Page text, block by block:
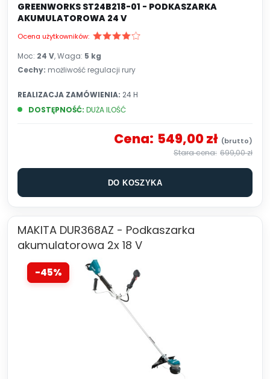
GREENWORKS ST24B218-01 - PODKASZARKA
AKUMULATOROWA 24 V
Ocena użytkowników:
Moc: 24 V, Waga: 5 kg
Cechy: możliwość regulacji rury
DOSTĘPNOŚĆ: DUŻA ILOŚĆ
REALIZACJA ZAMÓWIENIA: 24 H
Cena: 549,00 zł
699,00 zł
DO KOSZYKA
MAKITA DUR368AZ - Podkaszarka
akumulatorowa 2x 18 V
-45%